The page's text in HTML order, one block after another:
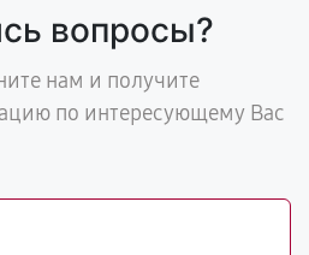
вопросы?
нам и получите
по интересующему Вас